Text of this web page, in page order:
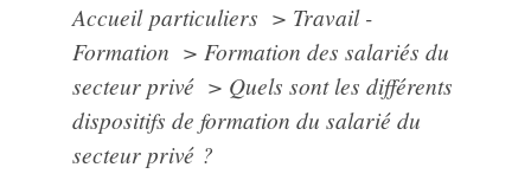
Accueil particuliers > Travail -
Formation > Formation des salariés du
secteur privé > Quels sont les différents
dispositifs de formation du salarié du
secteur privé ?